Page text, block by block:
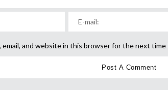
email, and website in this browser for the next